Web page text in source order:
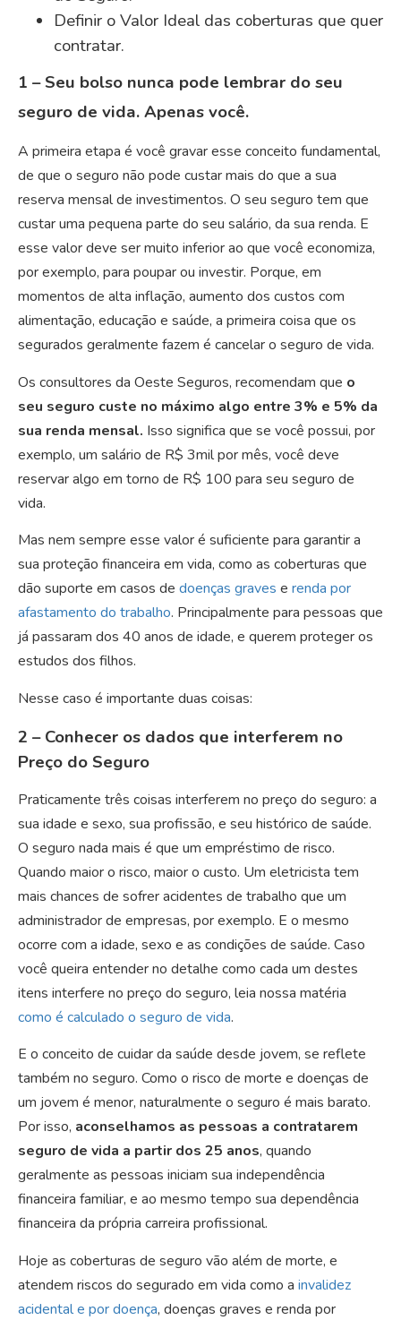
Definir o Valor Ideal das coberturas que quer
contratar.
1 – Seu bolso nunca pode lembrar do seu
seguro de vida. Apenas você.
A primeira etapa é você gravar esse conceito fundamental,
de que o seguro não pode custar mais do que a sua
reserva mensal de investimentos. O seu seguro tem que
custar uma pequena parte do seu salário, da sua renda. E
esse valor deve ser muito inferior ao que você economiza,
por exemplo, para poupar ou investir. Porque, em
momentos de alta inflação, aumento dos custos com
alimentação, educação e saúde, a primeira coisa que os
segurados geralmente fazem é cancelar o seguro de vida.
Os consultores da Oeste Seguros, recomendam que o
seu seguro custe no máximo algo entre 3% e 5% da
sua renda mensal. Isso significa que se você possui, por
exemplo, um salário de R$ 3mil por mês, você deve
reservar algo em torno de R$ 100 para seu seguro de
vida.
Mas nem sempre esse valor é suficiente para garantir a
sua proteção financeira em vida, como as coberturas que
dão suporte em casos de doenças graves e renda por
afastamento do trabalho. Principalmente para pessoas que
já passaram dos 40 anos de idade, e querem proteger os
estudos dos filhos.
Nesse caso é importante duas coisas:
2 – Conhecer os dados que interferem no
Preço do Seguro
Praticamente três coisas interferem no preço do seguro: a
sua idade e sexo, sua profissão, e seu histórico de saúde.
O seguro nada mais é que um empréstimo de risco.
Quando maior o risco, maior o custo. Um eletricista tem
mais chances de sofrer acidentes de trabalho que um
administrador de empresas, por exemplo. E o mesmo
ocorre com a idade, sexo e as condições de saúde. Caso
você queira entender no detalhe como cada um destes
itens interfere no preço do seguro, leia nossa matéria
como é calculado o seguro de vida.
E o conceito de cuidar da saúde desde jovem, se reflete
também no seguro. Como o risco de morte e doenças de
um jovem é menor, naturalmente o seguro é mais barato.
Por isso, aconselhamos as pessoas a contratarem
seguro de vida a partir dos 25 anos, quando
geralmente as pessoas iniciam sua independência
financeira familiar, e ao mesmo tempo sua dependência
financeira da própria carreira profissional.
Hoje as coberturas de seguro vão além de morte, e
atendem riscos do segurado em vida como a invalidez
acidental e por doença, doenças graves e renda por